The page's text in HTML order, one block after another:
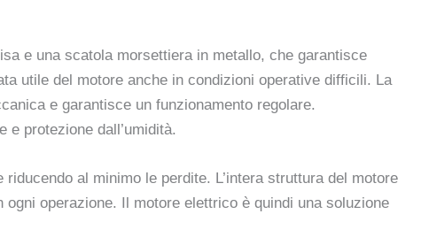
e una scatola morsettiera in metallo, che garantisce
utile del motore anche in condizioni operative difficili. La
e garantisce un funzionamento regolare.
e protezione dall’umidità.
al minimo le perdite. L’intera struttura del motore
operazione. Il motore elettrico è quindi una soluzione